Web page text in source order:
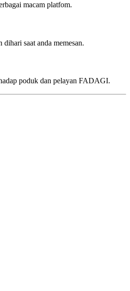
macam platfom.
saat anda memesan.
poduk dan pelayan FADAGI.